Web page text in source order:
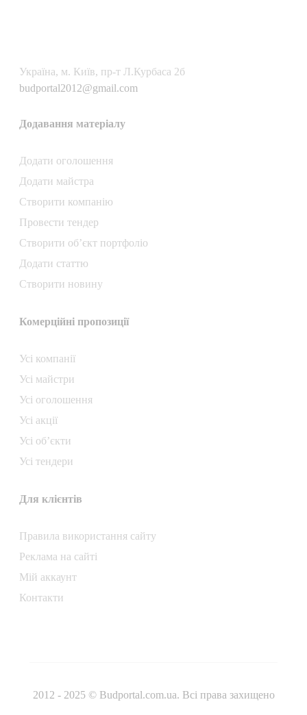
Українa, м. Київ, пр-т Л.Курбаса 2б
budportal2012@gmail.com
Додавання матеріалу
Додати oголошення
Додати майстра
Створити компанiю
Провести тендер
Створити об’єкт портфоліо
Додати статтю
Створити новину
Комерційні пропозиції
Усі компанії
Усі майстри
Усі оголошення
Усі акції
Усі об’єкти
Усі тендери
Для клієнтів
Правила використання сайту
Реклама на сайті
Мій аккаунт
Контакти
2012 - 2025 © Budportal.com.ua. Всі права захищено